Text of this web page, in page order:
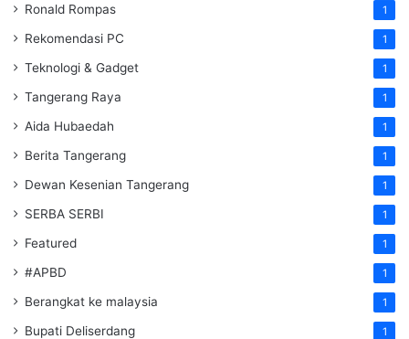
Ronald Rompas 1
Rekomendasi PC 1
Teknologi & Gadget 1
Tangerang Raya 1
Aida Hubaedah 1
Berita Tangerang 1
Dewan Kesenian Tangerang 1
SERBA SERBI 1
Featured 1
#APBD 1
Berangkat ke malaysia 1
Bupati Deliserdang 1